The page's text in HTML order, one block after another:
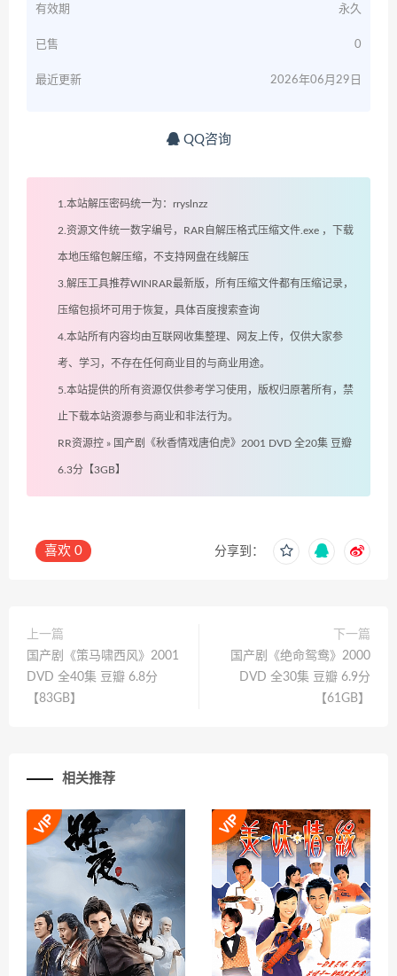
有效期 永久
已售 0
最近更新 2026年06月29日
QQ咨询
1.本站解压密码统一为：rryslnzz
2.资源文件统一数字编号，RAR自解压格式压缩文件.exe ，下载
本地压缩包解压缩，不支持网盘在线解压
3.解压工具推荐WINRAR最新版，所有压缩文件都有压缩记录，
压缩包损坏可用于恢复，具体百度搜索查询
4.本站所有内容均由互联网收集整理、网友上传，仅供大家参
考、学习，不存在任何商业目的与商业用途。
5.本站提供的所有资源仅供参考学习使用，版权归原著所有，禁
止下载本站资源参与商业和非法行为。
RR资源控 » 国产剧《秋香情戏唐伯虎》2001 DVD 全20集 豆瓣
6.3分【3GB】
喜欢 0 分享到：
上一篇
国产剧《策马啸西风》2001
DVD 全40集 豆瓣 6.8分
【83GB】
下一篇
国产剧《绝命鸳鸯》2000
DVD 全30集 豆瓣 6.9分
【61GB】
相关推荐